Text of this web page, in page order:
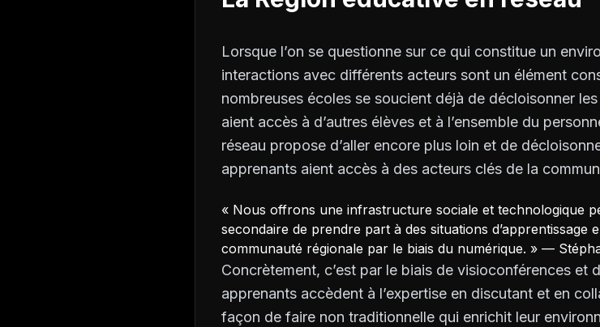
Lorsque l’on se questionne sur ce qui constitue un
interactions avec différents acteurs sont un élément
nombreuses écoles se soucient déjà de décloisonner
aient accès à d’autres élèves et à l’ensemble du
réseau propose d’aller encore plus loin et de
apprenants aient accès à des acteurs clés de la
« Nous offrons une infrastructure sociale et technologique
secondaire de prendre part à des situations d’apprentissage
communauté régionale par le biais du numérique. » —
Concrètement, c’est par le biais de visioconférences et
apprenants accèdent à l’expertise en discutant et en
façon de faire non traditionnelle qui enrichit leur